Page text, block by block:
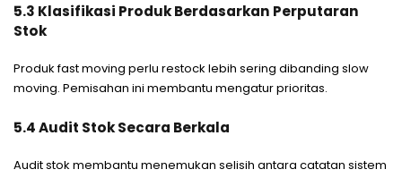
5.3 Klasifikasi Produk Berdasarkan Perputaran
Stok
Produk fast moving perlu restock lebih sering dibanding slow
moving. Pemisahan ini membantu mengatur prioritas.
5.4 Audit Stok Secara Berkala
Audit stok membantu menemukan selisih antara catatan sistem